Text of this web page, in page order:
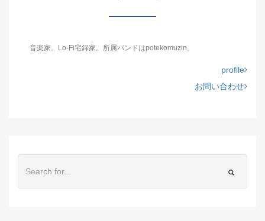
音楽家。Lo-Fi宅録家。所属バンドはpotekomuzin。
profile
お問い合わせ